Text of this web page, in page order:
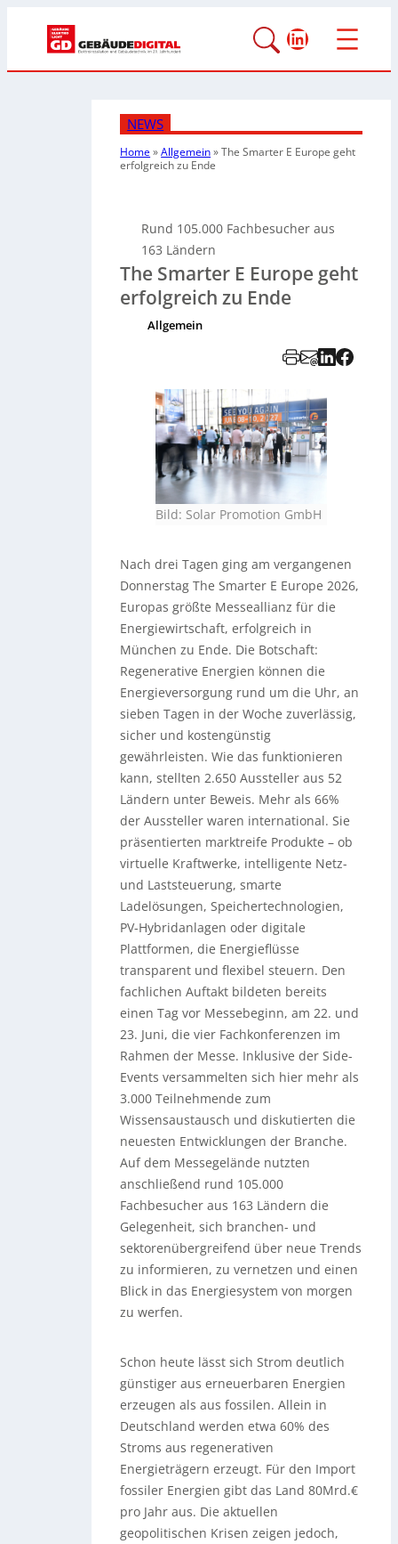
LinkedIn
NEWS
Home»Allgemein»The Smarter E Europe geht
erfolgreich zu Ende
Rund 105.000 Fachbesucher aus
163 Ländern
The Smarter E Europe geht
erfolgreich zu Ende
Allgemein
Bild: Solar Promotion GmbH
Nach drei Tagen ging am vergangenen
Donnerstag The Smarter E Europe 2026,
Europas größte Messeallianz für die
Energiewirtschaft, erfolgreich in
München zu Ende. Die Botschaft:
Regenerative Energien können die
Energieversorgung rund um die Uhr, an
sieben Tagen in der Woche zuverlässig,
sicher und kostengünstig
gewährleisten. Wie das funktionieren
kann, stellten 2.650 Aussteller aus 52
Ländern unter Beweis. Mehr als 66%
der Aussteller waren international. Sie
präsentierten marktreife Produkte – ob
virtuelle Kraftwerke, intelligente Netz-
und Laststeuerung, smarte
Ladelösungen, Speichertechnologien,
PV-Hybridanlagen oder digitale
Plattformen, die Energieflüsse
transparent und flexibel steuern. Den
fachlichen Auftakt bildeten bereits
einen Tag vor Messebeginn, am 22. und
23. Juni, die vier Fachkonferenzen im
Rahmen der Messe. Inklusive der Side-
Events versammelten sich hier mehr als
3.000 Teilnehmende zum
Wissensaustausch und diskutierten die
neuesten Entwicklungen der Branche.
Auf dem Messegelände nutzten
anschließend rund 105.000
Fachbesucher aus 163 Ländern die
Gelegenheit, sich branchen- und
sektorenübergreifend über neue Trends
zu informieren, zu vernetzen und einen
Blick in das Energiesystem von morgen
zu werfen.
Schon heute lässt sich Strom deutlich
günstiger aus erneuerbaren Energien
erzeugen als aus fossilen. Allein in
Deutschland werden etwa 60% des
Stroms aus regenerativen
Energieträgern erzeugt. Für den Import
fossiler Energien gibt das Land 80Mrd.€
pro Jahr aus. Die aktuellen
geopolitischen Krisen zeigen jedoch,